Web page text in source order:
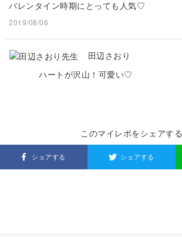
バレンタイン時期にとっても人気♡
2019/08/06
田辺さおり
ハートが沢山！可愛い♡
このマイレポをシェアする
シェアする シェアする